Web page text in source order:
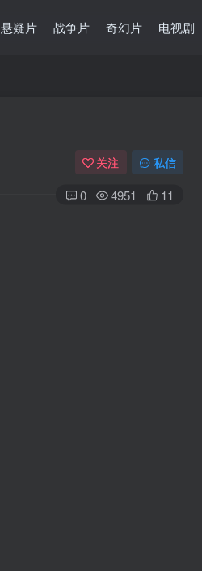
悬疑片 战争片 奇幻片 电视剧
关注 私信
0 4951 11